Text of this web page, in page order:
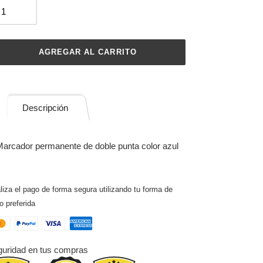
AGREGAR AL CARRITO
Descripción
permanente de doble punta color azul
el pago de forma segura utilizando tu forma de
preferida
en tus compras